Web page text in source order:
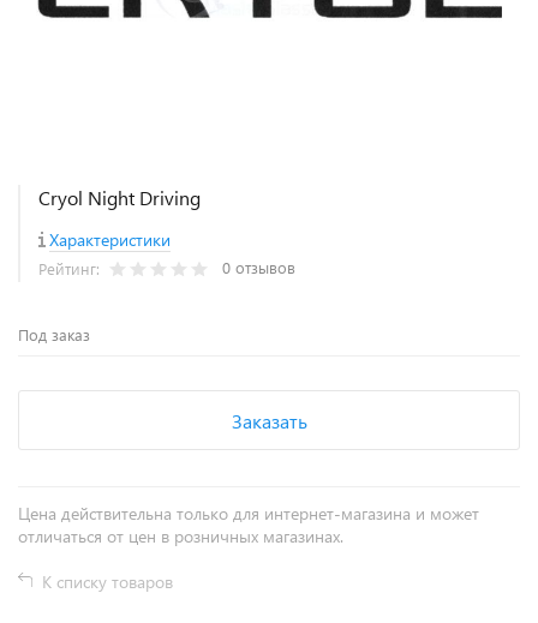
Cryol Night Driving
Характеристики
Рейтинг: 0 отзывов
Под заказ
Заказать
Цена действительна только для интернет-магазина и может
отличаться от цен в розничных магазинах.
К списку товаров